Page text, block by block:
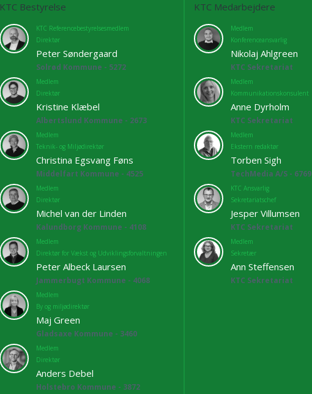
KTC Bestyrelse
KTC Referencebestyrelsesmedlem
Direktør
Peter Søndergaard
Solrød Kommune - 5272
Medlem
Direktør
Kristine Klæbel
Albertslund Kommune - 2673
Medlem
Teknik- og Miljødirektør
Christina Egsvang Føns
Middelfart Kommune - 4525
Medlem
Direktør
Michel van der Linden
Kalundborg Kommune - 4108
Medlem
Direktør for Vækst og Udviklingsforvaltningen
Peter Albeck Laursen
Jammerbugt Kommune - 4068
Medlem
By og miljødirektør
Maj Green
Gladsaxe Kommune - 3460
Medlem
Direktør
Anders Debel
Holstebro Kommune - 3872
KTC Medarbejdere
Medlem
Konferenceansvarlig
Nikolaj Ahlgreen
KTC Sekretariat
Medlem
Kommunikationskonsulent
Anne Dyrholm
KTC Sekretariat
Medlem
Ekstern redaktør
Torben Sigh
TechMedia A/S - 6769
KTC Ansvarlig
Sekretariatschef
Jesper Villumsen
KTC Sekretariat
Medlem
Sekretær
Ann Steffensen
KTC Sekretariat